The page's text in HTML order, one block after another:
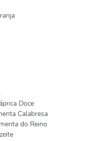
Doce
Calabresa
do Reino